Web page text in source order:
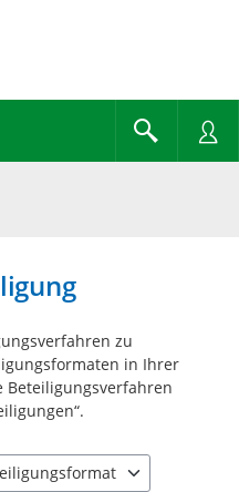
zu
in Ihrer
Beteiligungsverfahren